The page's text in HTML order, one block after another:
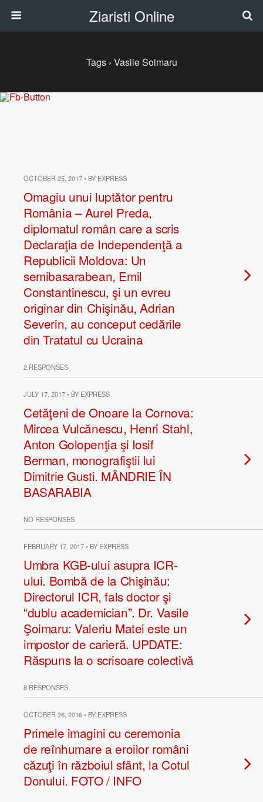
Ziaristi Online
Tags › Vasile Soimaru
OCTOBER 25, 2017 • BY EXPRESS
Omagiu unui luptător pentru
România – Aurel Preda,
diplomatul român care a scris
Declaraţia de Independenţă a
Republicii Moldova: Un
semibasarabean, Emil
Constantinescu, şi un evreu
originar din Chişinău, Adrian
Severin, au conceput cedările
din Tratatul cu Ucraina
2 RESPONSES
JULY 17, 2017 • BY EXPRESS
Cetăţeni de Onoare la Cornova:
Mircea Vulcănescu, Henri Stahl,
Anton Golopenţia şi Iosif
Berman, monografiştii lui
Dimitrie Gusti. MÂNDRIE ÎN
BASARABIA
NO RESPONSES
FEBRUARY 17, 2017 • BY EXPRESS
Umbra KGB-ului asupra ICR-
ului. Bombă de la Chişinău:
Directorul ICR, fals doctor şi
“dublu academician”. Dr. Vasile
Şoimaru: Valeriu Matei este un
impostor de carieră. UPDATE:
Răspuns la o scrisoare colectivă
8 RESPONSES
OCTOBER 26, 2016 • BY EXPRESS
Primele imagini cu ceremonia
de reînhumare a eroilor români
căzuţi în războiul sfânt, la Cotul
Donului. FOTO / INFO